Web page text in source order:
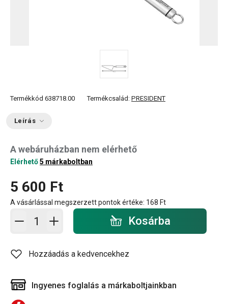
Termékkód 638718.00 Termékcsalád: PRESIDENT
Leírás
A webáruházban nem elérhető
Elérhető5 márkaboltban
5 600 Ft
A vásárlással megszerzett pontok értéke: 168 Ft
Kosárba - mennyiség Kosárba
Hozzáadás a kedvencekhez
Ingyenes foglalás a márkaboltjainkban